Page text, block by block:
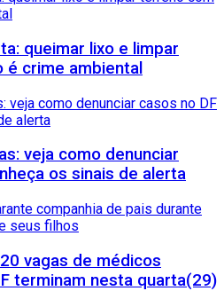
queimar lixo e limpar
crime ambiental
veja como denunciar
os sinais de alerta
vagas de médicos
terminam nesta quarta(29)